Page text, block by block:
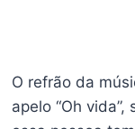
O refrão da
apelo “Oh